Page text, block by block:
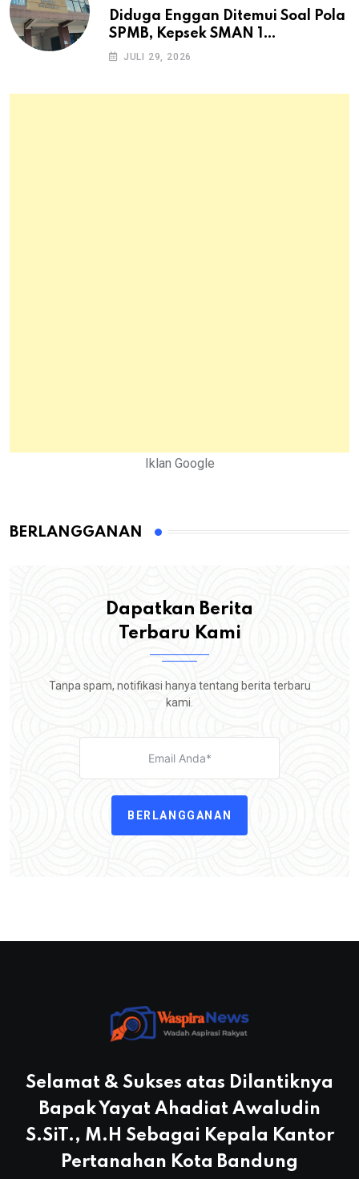
Diduga Enggan Ditemui Soal Pola
SPMB, Kepsek SMAN 1
Dayeuhkolot Dikeluhkan Orang
JULI 29, 2026
Iklan Google
BERLANGGANAN
Dapatkan Berita
Terbaru Kami
Tanpa spam, notifikasi hanya tentang berita terbaru
kami.
BERLANGGANAN
Selamat & Sukses atas Dilantiknya
Bapak Yayat Ahadiat Awaludin
S.SiT., M.H Sebagai Kepala Kantor
Pertanahan Kota Bandung